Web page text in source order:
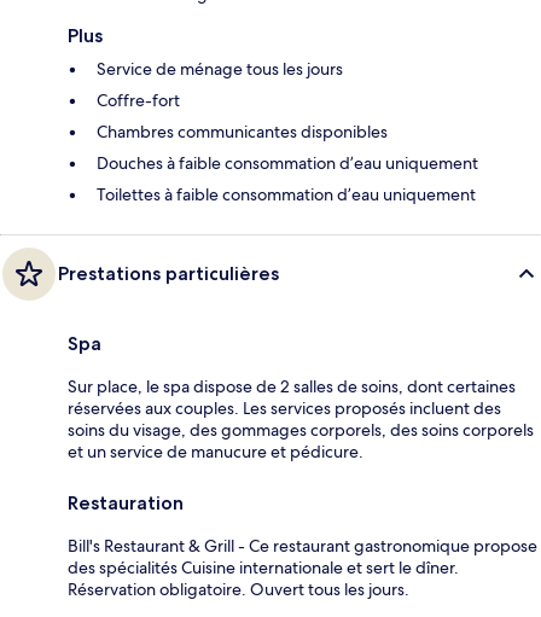
Plus
Service de ménage tous les jours
Coffre-fort
Chambres communicantes disponibles
Douches à faible consommation d’eau uniquement
Toilettes à faible consommation d’eau uniquement
Prestations particulières
Spa
Sur place, le spa dispose de 2 salles de soins, dont certaines
réservées aux couples. Les services proposés incluent des
soins du visage, des gommages corporels, des soins corporels
et un service de manucure et pédicure.
Restauration
Bill's Restaurant & Grill - Ce restaurant gastronomique propose
des spécialités Cuisine internationale et sert le dîner.
Réservation obligatoire. Ouvert tous les jours.